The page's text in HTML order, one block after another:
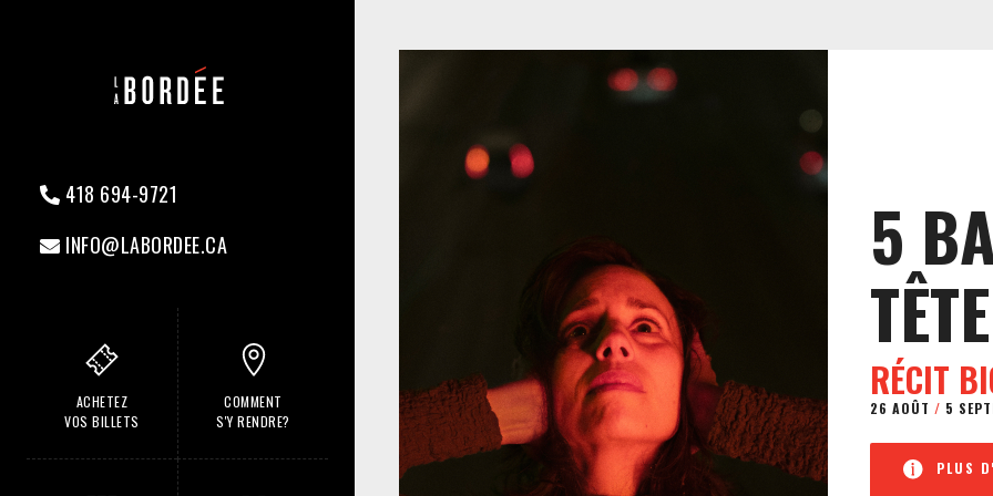
418 694-9721
INFO@LABORDEE.CA
ACHETEZ
VOS BILLETS
COMMENT
S'Y RENDRE?
5
TÊTE
RÉCIT
26 AOÛT / 5
PLUS